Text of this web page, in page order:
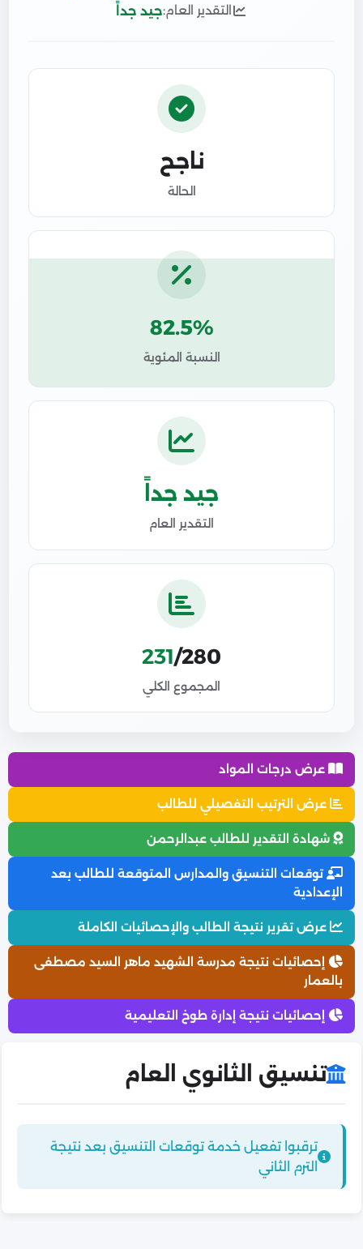
التقدير العام:جيد جداً
ناجح
الحالة
82.5%
النسبة المئوية
جيد جداً
التقدير العام
231/280
المجموع الكلي
عرض درجات المواد
عرض الترتيب التفصيلي للطالب
شهادة التقدير للطالب عبدالرحمن
توقعات التنسيق والمدارس المتوقعة للطالب بعد
الإعدادية
عرض تقرير نتيجة الطالب والإحصائيات الكاملة
إحصائيات نتيجة مدرسة الشهيد ماهر السيد مصطفى
بالعمار
إحصائيات نتيجة إدارة طوخ التعليمية
تنسيق الثانوي العام
ترقبوا تفعيل خدمة توقعات التنسيق بعد نتيجة
الترم الثاني